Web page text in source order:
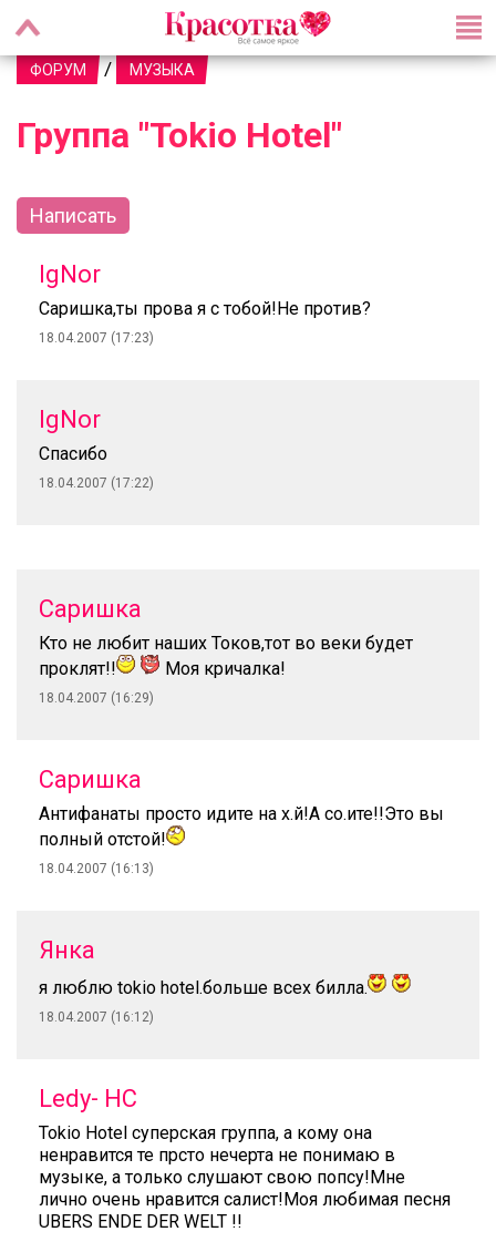
ФОРУМ / МУЗЫКА
Группа "Tokio Hotel"
Написать
IgNor
Саришка,ты прова я с тобой!Не против?
18.04.2007 (17:23)
IgNor
Спасибо
18.04.2007 (17:22)
Саришка
Кто не любит наших Токов,тот во веки будет
проклят!!
Моя кричалка!
18.04.2007 (16:29)
Саришка
Антифанаты просто идите на х.й!А со.ите!!Это вы
полный отстой!
18.04.2007 (16:13)
Янка
я люблю tokio hotel.больше всех билла.
18.04.2007 (16:12)
Ledy- HC
Tokio Hotel суперская группа, а кому она
ненравится те прсто нечерта не понимаю в
музыке, а только слушают свою попсу!Мне
лично очень нравится салист!Моя любимая песня
UBERS ENDE DER WELT !!